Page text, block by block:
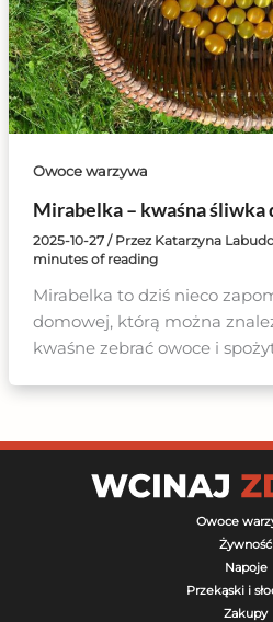
Owoce warzywa
Mirabelka – kwaśna śliwka
2025-10-27 / Przez Katarzyna
minutes of reading
Mirabelka to dziś nieco
domowej, którą można
kwaśne zebrać owoce i
Owoce
Żywność
Napoje
Przekąski i
Zakupy